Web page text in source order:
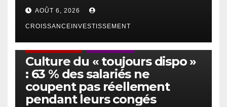
AOÛT 6, 2026
CROISSANCEINVESTISSEMENT
Culture du « toujours dispo »
: 63 % des salariés ne
coupent pas réellement
pendant leurs congés